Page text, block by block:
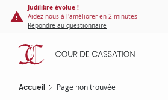
Panneau de gestion des cookies
contenu
principal
Judilibre évolue !
Aidez-nous à l'améliorer en 2 minutes
Répondre au questionnaire
Accueil Page non trouvée